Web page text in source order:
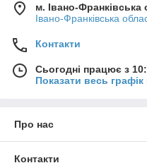
м. Івано-Франківська
Івано-Франківська
Контакти
Сьогодні працює з
Показати весь
Про нас
Контакти